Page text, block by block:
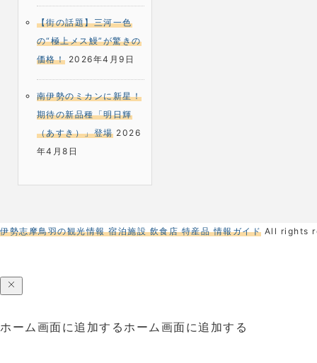
【街の話題】三河一色
の“極上メス鰻”が驚きの
価格！ 2026年4月9日
南伊勢のミカンに新星！
期待の新品種「明日輝
（あすき）」登場 2026
年4月8日
伊勢志摩鳥羽の観光情報 宿泊施設 飲食店 特産品 情報ガイド All rights
ホーム画面に追加するホーム画面に追加する